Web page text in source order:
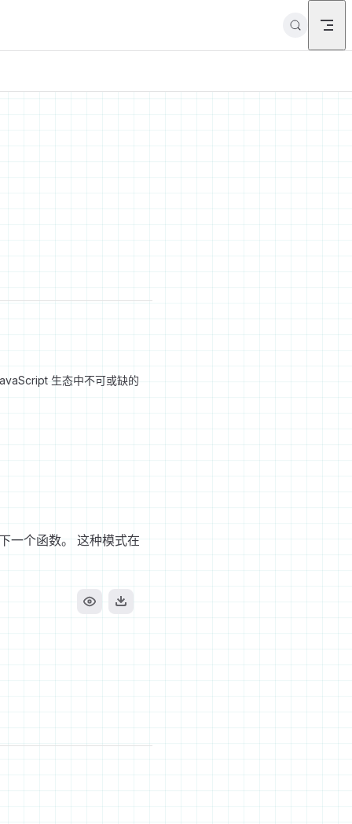
生态中不可或缺的
一个函数。 这种模式在